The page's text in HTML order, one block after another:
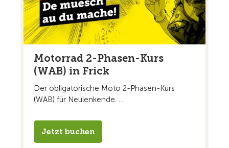
Motorrad 2-Phasen-Kurs
(WAB) in Frick
Der obligatorische Moto 2-Phasen-Kurs
(WAB) für Neulenkende. ...
Jetzt buchen